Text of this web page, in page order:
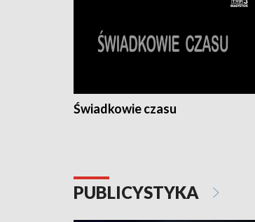
Świadkowie czasu
PUBLICYSTYKA